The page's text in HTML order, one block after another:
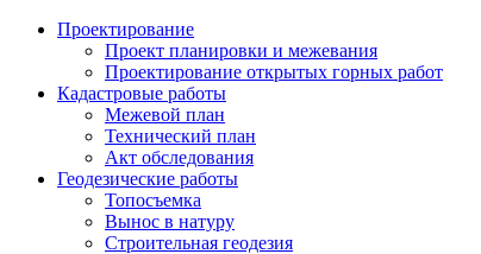
Проектирование
Проект планировки и межевания
Проектирование открытых горных работ
Кадастровые работы
Межевой план
Технический план
Акт обследования
Геодезические работы
Топосъемка
Вынос в натуру
Строительная геодезия